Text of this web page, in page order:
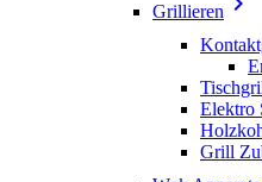
Grillieren
Elektro
Grill